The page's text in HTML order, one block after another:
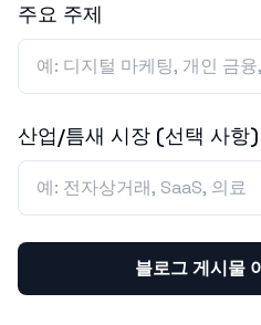
주요 주제
산업/틈새 시장 (선택 사항)
블로그 게시물